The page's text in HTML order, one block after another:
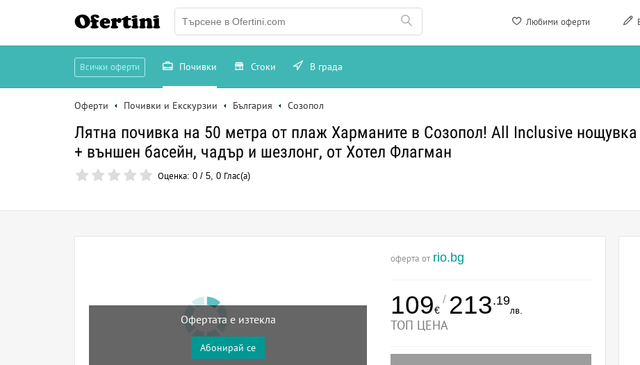
Любими оферти
Ofertini
Всички оферти Почивки Стоки В града
Оферти Почивки и Екскурзии България Созопол
Лятна почивка на 50 метра от плаж Харманите в Созопол! All Inclusive нощувка
+ външен басейн, чадър и шезлонг, от Хотел Флагман
Оценка: 0 / 5, 0 Глас(а)
Офертата е изтекла
Абонирай се
оферта от rio.bg
109€
/ 213.19
лв.
ТОП ЦЕНА